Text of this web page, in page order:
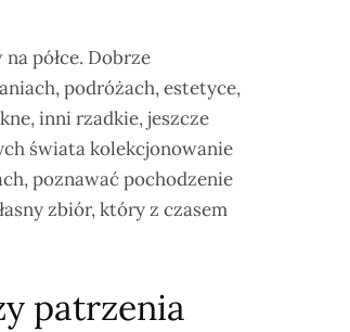
półce. Dobrze
podróżach, estetyce,
inni rzadkie, jeszcze
świata kolekcjonowanie
poznawać pochodzenie
zbiór, który z czasem
patrzenia